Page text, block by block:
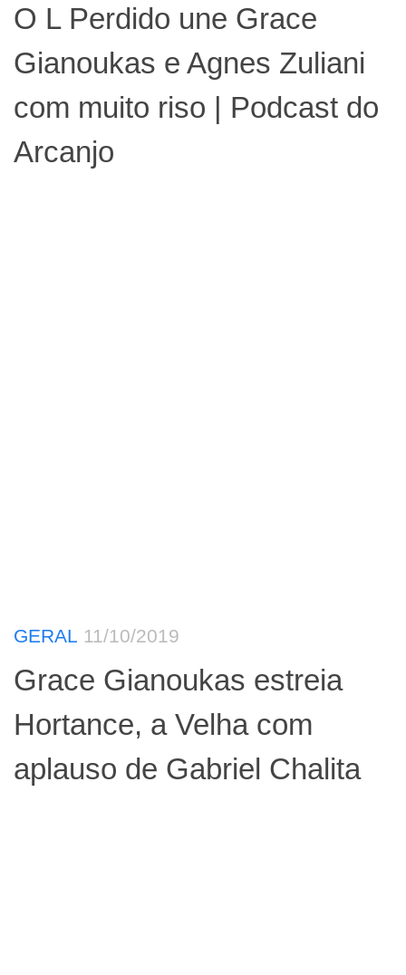
O L Perdido une Grace
Gianoukas e Agnes Zuliani
com muito riso | Podcast do
Arcanjo
GERAL 11/10/2019
Grace Gianoukas estreia
Hortance, a Velha com
aplauso de Gabriel Chalita